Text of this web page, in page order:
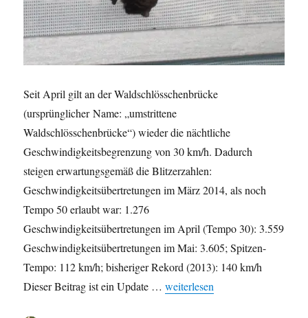
Seit April gilt an der Waldschlösschenbrücke
(ursprünglicher Name: „umstrittene
Waldschlösschenbrücke“) wieder die nächtliche
Geschwindigkeitsbegrenzung von 30 km/h. Dadurch
steigen erwartungsgemäß die Blitzerzahlen:
Geschwindigkeitsübertretungen im März 2014, als noch
Tempo 50 erlaubt war: 1.276
Geschwindigkeitsübertretungen im April (Tempo 30): 3.559
Geschwindigkeitsübertretungen im Mai: 3.605; Spitzen-
Tempo: 112 km/h; bisheriger Rekord (2013): 140 km/h
Dieser Beitrag ist ein Update …„Waldschlösschenbrücke:
weiterlesen